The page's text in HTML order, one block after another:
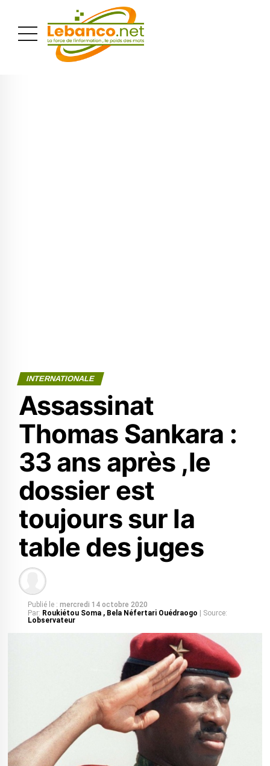
INTERNATIONALE
Assassinat
Thomas Sankara :
33 ans après ,le
dossier est
toujours sur la
table des juges
Publié le : mercredi 14 octobre 2020
Par: Roukiétou Soma , Bela Néfertari Ouédraogo
| Source:
Lobservateur